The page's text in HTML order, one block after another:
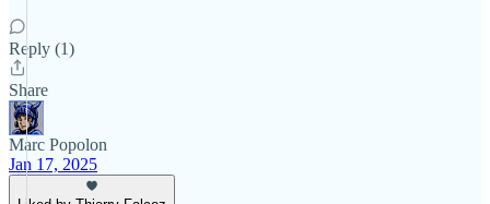
Reply (1)
Share
Marc Popolon
Jan 17, 2025